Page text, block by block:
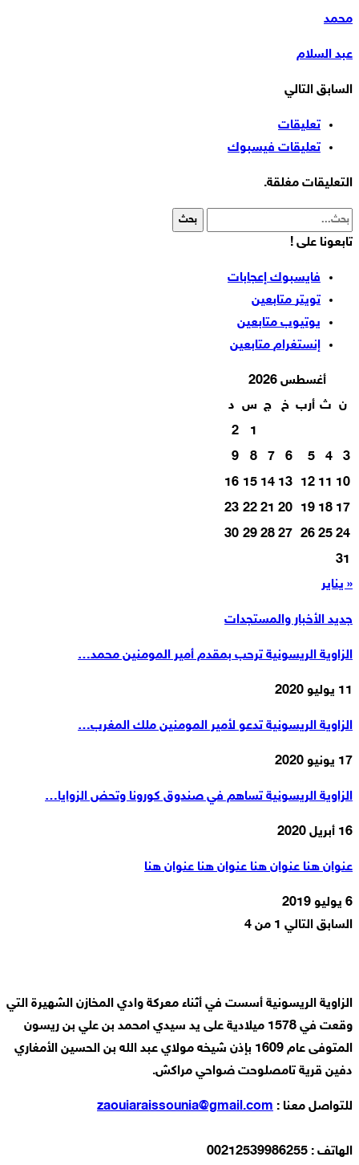
محمد
عبد السلام
السابق التالي
تعليقات
تعليقات فيسبوك
التعليقات مغلقة.
تابعونا على !
فايسبوك إعجابات
تويتر متابعين
يوتيوب متابعين
إنستغرام متابعين
أغسطس 2026
ن ث أرب خ ج س د
1
2
3
4
5
6
7
8
9
10
11
12
13
14
15
16
17
18
19
20
21
22
23
24
25
26
27
28
29
30
31
« يناير
جديد الأخبار والمستجدات
الزاوية الريسونية ترحب بمقدم أمير المومنين محمد…
11 يوليو 2020
الزاوية الريسونية تدعو لأمير المومنين ملك المغرب…
17 يونيو 2020
الزاوية الريسونية تساهم في صندوق كورونا وتحض الزوايا…
16 أبريل 2020
عنوان هنا عنوان هنا عنوان هنا عنوان هنا
6 يوليو 2019
السابق التالي 1 من 4
الزاوية الريسونية أسست في أثناء معركة وادي المخازن الشهيرة التي
وقعت في 1578 ميلادية على يد سيدي امحمد بن علي بن ريسون
المتوفى عام 1609 بإذن شيخه مولاي عبد الله بن الحسين الأمغاري
دفين قرية تامصلوحت ضواحي مراكش.
للتواصل معنا : zaouiaraissounia@gmail.com
الهاتف : 00212539986255